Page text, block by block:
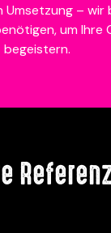
– wir
um Ihre
begeistern.